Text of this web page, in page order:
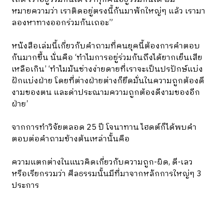
หมายความว่า เราติดอยู่ตรงนี้กันมาพักใหญ่ๆ แล้ว เรามา
ลองหาทางออกร่วมกันเถอะ”
หนังสือเล่มนี้เกี่ยวกับคำถามที่คนยุคนี้ต้องการคำตอบ
กันมากขึ้น นั่นคือ ‘ทำไมการอยู่ร่วมกันถึงได้ยากเย็นเสีย
เหลือเกิน’ ‘ทำไมมันช่างง่ายดายที่เราจะเป็นปรปักษ์แบ่ง
ฝักแบ่งฝ่าย โดยที่ต่างฝ่ายต่างก็ยึดมั่นในความถูกต้องดี
งามของตน และด่าประณามความถูกต้องดีงามของอีก
ฝ่าย’
จากการทำวิจัยตลอด 25 ปี โจนาทาน ไฮดต์ก็ได้พบคำ
ตอบต่อคำถามข้างต้นเหล่านั้นคือ
ความแตกต่างในแนวคิดเกี่ยวกับความถูก-ผิด, ดี-เลว
หรือเรียกรวมว่า ศีลธรรมนั้นมีที่มาจากหลักการใหญ่ๆ 3
ประการ